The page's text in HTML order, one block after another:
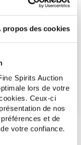
propos des cookies
Spirits Auction
lors de votre
Ceux-ci
de nos
et de
votre confiance.
1 549€
?